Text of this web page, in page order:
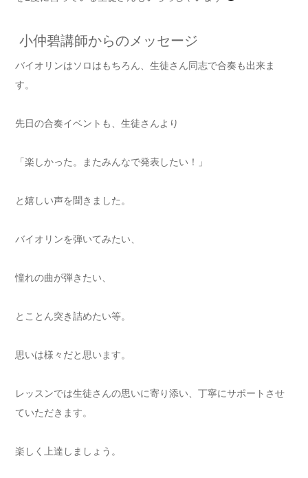
小仲碧講師からのメッセージ
バイオリンはソロはもちろん、生徒さん同志で合奏も出来ま
す。
先日の合奏イベントも、生徒さんより
「楽しかった。またみんなで発表したい！」
と嬉しい声を聞きました。
バイオリンを弾いてみたい、
憧れの曲が弾きたい、
とことん突き詰めたい等。
思いは様々だと思います。
レッスンでは生徒さんの思いに寄り添い、丁寧にサポートさせ
ていただきます。
楽しく上達しましょう。